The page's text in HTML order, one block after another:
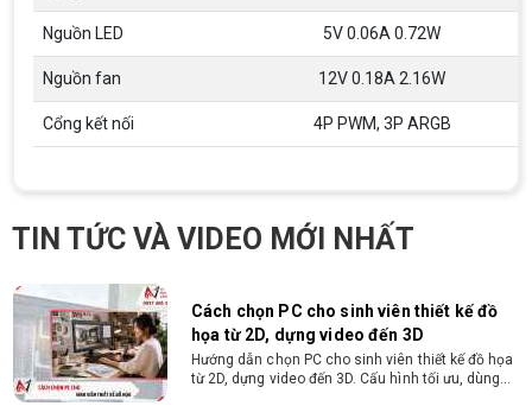
Nguồn LED 5V 0.06A 0.72W
Nguồn fan 12V 0.18A 2.16W
Cổng kết nối 4P PWM, 3P ARGB
TIN TỨC VÀ VIDEO MỚI NHẤT
làm việc độc lập 24/7 Trung thực, chịu khó, có
tinh thần học hỏi, sáng tạo, tinh thần trách nhiệm
ĐIỀU KIỆN TRẢ GÓP HDSAIGON
Gói hỗ trợ vay ưu đãi: - Khoản vay lên đến 100
CMND và Hộ khẩu - Xét duyệt nhanh chóng trong
họa từ 2D, dựng video đến 3D
Hướng dẫn chọn PC cho sinh viên thiết kế đồ họa
từ 2D, dựng video đến 3D. Cấu hình tối ưu, dùng
Cấu hình máy tính học AutoCAD Revit
SketchUp mạnh, mượt, giá ổn
Tìm hiểu ngay cấu hình máy tính học AutoCAD
Revit SketchUp mạnh, mượt, tối ưu chi phí giúp